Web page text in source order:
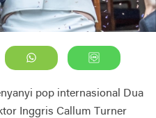
pop internasional Dua
Inggris Callum Turner